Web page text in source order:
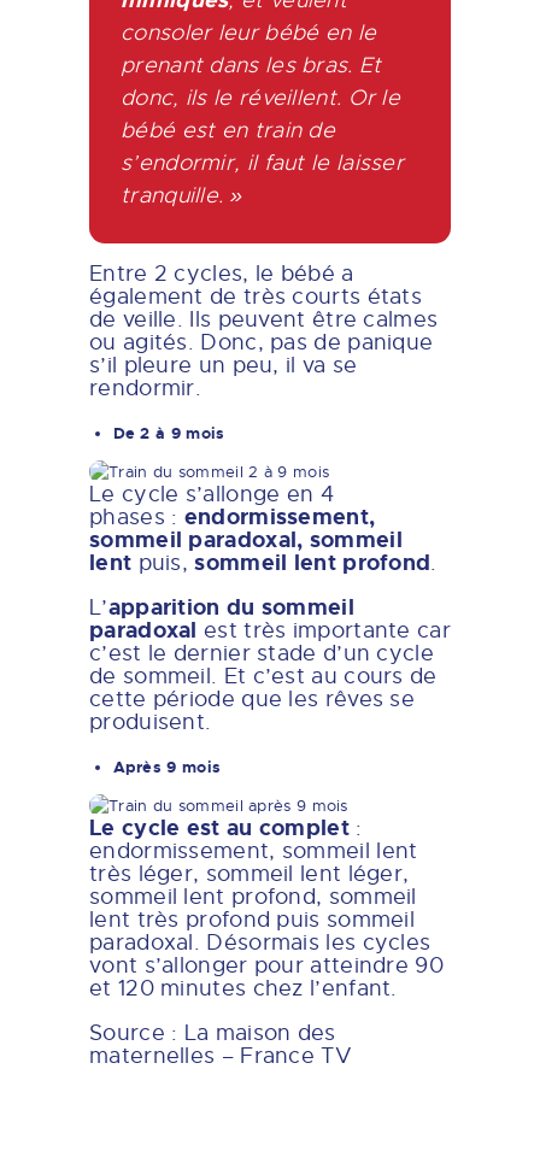
consoler leur bébé en le
prenant dans les bras. Et
donc, ils le réveillent. Or le
bébé est en train de
s’endormir, il faut le laisser
tranquille. »
Entre 2 cycles, le bébé a
également de très courts états
de veille. Ils peuvent être calmes
ou agités. Donc, pas de panique
s’il pleure un peu, il va se
rendormir.
De 2 à 9 mois
Le cycle s’allonge en 4
phases : endormissement,
sommeil paradoxal, sommeil
lent puis,sommeil lent profond.
L’apparition du sommeil
paradoxalest très importante car
c’est le dernier stade d’un cycle
de sommeil. Et c’est au cours de
cette période que les rêves se
produisent.
Après 9 mois
Le cycle est au complet:
endormissement, sommeil lent
très léger, sommeil lent léger,
sommeil lent profond, sommeil
lent très profond puis sommeil
paradoxal. Désormais les cycles
vont s’allonger pour atteindre 90
et 120 minutes chez l’enfant.
Source : La maison des
maternelles – France TV